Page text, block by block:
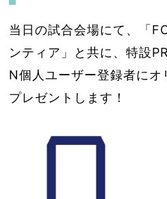
当日の試合会場にて、「
ンティア」と共に、特設
N個人ユーザー登録者にオ
プレゼントします！